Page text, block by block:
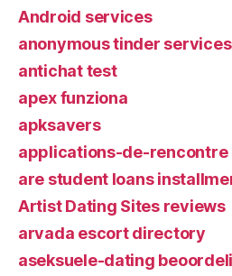
Android services
anonymous tinder services
antichat test
apex funziona
apksavers
applications-de-rencontre
are student loans
Artist Dating Sites reviews
arvada escort directory
aseksuele-dating